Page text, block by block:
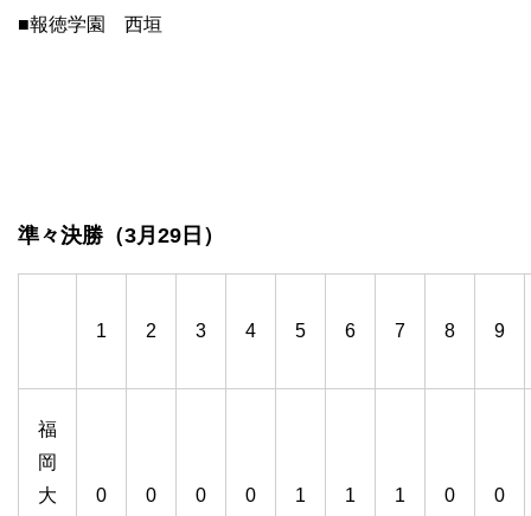
■報徳学園 西垣
準々決勝（3月29日）
1 2 3 4 5 6 7 8 9
福
岡
大
0 0 0 0 1 1 1 0 0